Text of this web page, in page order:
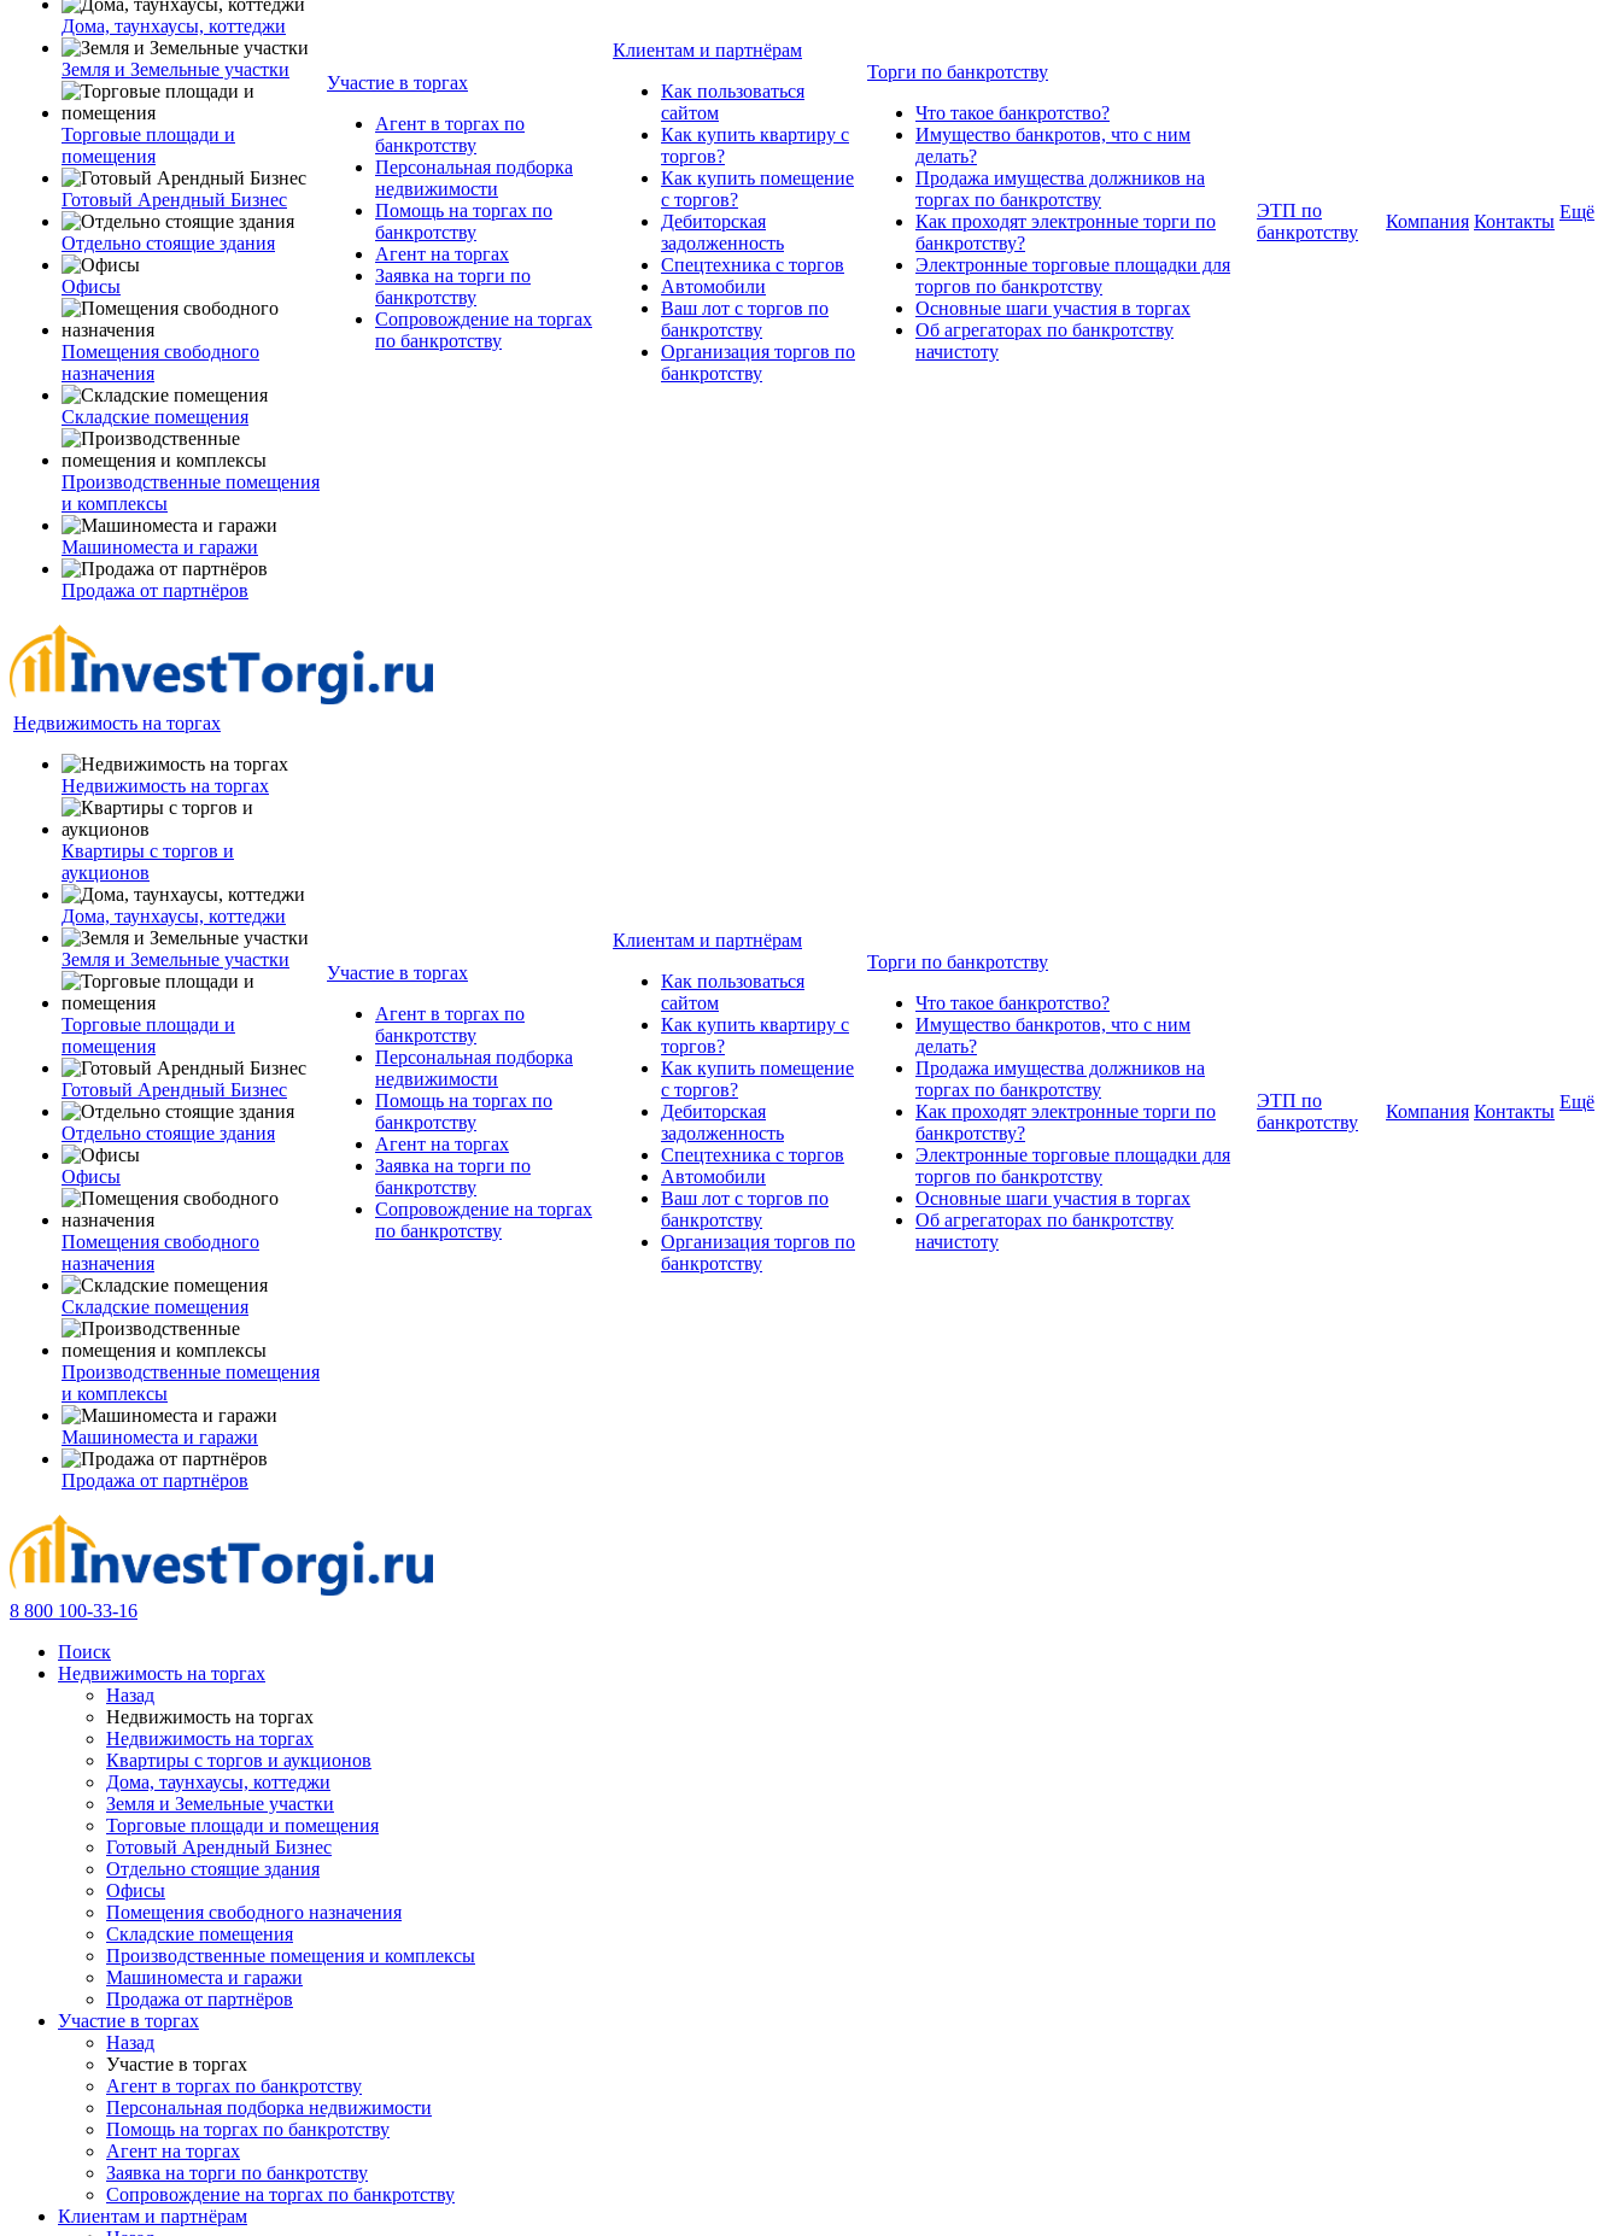
Дома, таунхаусы, коттеджи
Земля и Земельные участки
Торговые площади и
помещения
Готовый Арендный Бизнес
Отдельно стоящие здания
Офисы
Помещения свободного
назначения
Складские помещения
Производственные помещения
и комплексы
Машиноместа и гаражи
Продажа от партнёров
Участие в торгах
Агент в торгах по
банкротству
Персональная подборка
недвижимости
Помощь на торгах по
банкротству
Агент на торгах
Заявка на торги по
банкротству
Сопровождение на торгах
по банкротству
Клиентам и партнёрам
Как пользоваться
сайтом
Как купить квартиру с
торгов?
Как купить помещение
с торгов?
Дебиторская
задолженность
Спецтехника с торгов
Автомобили
Ваш лот с торгов по
банкротству
Организация торгов по
банкротству
Торги по банкротству
Что такое банкротство?
Имущество банкротов, что с ним
делать?
Продажа имущества должников на
торгах по банкротству
Как проходят электронные торги по
банкротству?
Электронные торговые площадки для
торгов по банкротству
Основные шаги участия в торгах
Об агрегаторах по банкротству
начистоту
ЭТП по
банкротству
Компания Контакты Ещё
Недвижимость на торгах
Недвижимость на торгах
Квартиры с торгов и
аукционов
Дома, таунхаусы, коттеджи
Земля и Земельные участки
Торговые площади и
помещения
Готовый Арендный Бизнес
Отдельно стоящие здания
Офисы
Помещения свободного
назначения
Складские помещения
Производственные помещения
и комплексы
Машиноместа и гаражи
Продажа от партнёров
Участие в торгах
Агент в торгах по
банкротству
Персональная подборка
недвижимости
Помощь на торгах по
банкротству
Агент на торгах
Заявка на торги по
банкротству
Сопровождение на торгах
по банкротству
Клиентам и партнёрам
Как пользоваться
сайтом
Как купить квартиру с
торгов?
Как купить помещение
с торгов?
Дебиторская
задолженность
Спецтехника с торгов
Автомобили
Ваш лот с торгов по
банкротству
Организация торгов по
банкротству
Торги по банкротству
Что такое банкротство?
Имущество банкротов, что с ним
делать?
Продажа имущества должников на
торгах по банкротству
Как проходят электронные торги по
банкротству?
Электронные торговые площадки для
торгов по банкротству
Основные шаги участия в торгах
Об агрегаторах по банкротству
начистоту
ЭТП по
банкротству
Компания Контакты Ещё
8 800 100-33-16
Поиск
Недвижимость на торгах
Назад
Недвижимость на торгах
Недвижимость на торгах
Квартиры с торгов и аукционов
Дома, таунхаусы, коттеджи
Земля и Земельные участки
Торговые площади и помещения
Готовый Арендный Бизнес
Отдельно стоящие здания
Офисы
Помещения свободного назначения
Складские помещения
Производственные помещения и комплексы
Машиноместа и гаражи
Продажа от партнёров
Участие в торгах
Назад
Участие в торгах
Агент в торгах по банкротству
Персональная подборка недвижимости
Помощь на торгах по банкротству
Агент на торгах
Заявка на торги по банкротству
Сопровождение на торгах по банкротству
Клиентам и партнёрам